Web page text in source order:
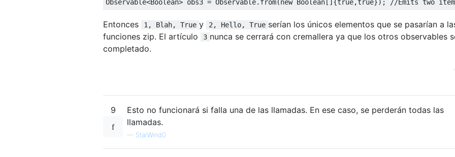
Observable<Boolean> obs3 = Observable.from(new Boolean[]{true,true}); //Emits two
Entonces 1, Blah, True y 2, Hello, True serían los únicos elementos que se pasarían a
funciones zip. El artículo
3 nunca se cerrará con cremallera ya que los otros observables
completado.
9
Esto no funcionará si falla una de las llamadas. En ese caso, se perderán todas las
llamadas.
— StarWind0